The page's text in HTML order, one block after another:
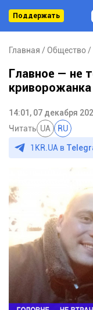
Поддержать
Главная Общество
Главное — не
14:01, 07 декабря
Читать UA RU
1KR.UA в